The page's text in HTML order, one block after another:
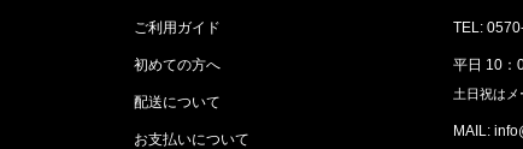
ご利用ガイド
初めての方へ
配送について
お支払いについて
TEL:
平日 10：
土日祝はメ
MAIL: